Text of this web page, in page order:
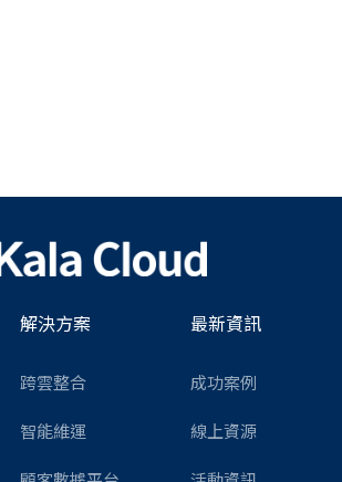
解決方案
跨雲整合
智能維運
最新資訊
成功案例
線上資源